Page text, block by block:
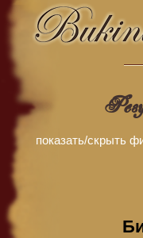
показать/скрыть